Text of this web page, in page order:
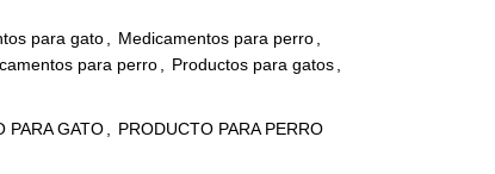
para gato Medicamentos para perro
para perro Productos para gatos
PARA GATO PRODUCTO PARA PERRO